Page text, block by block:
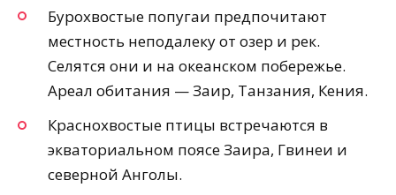
Бурохвостые попугаи предпочитают
местность неподалеку от озер и рек.
Селятся они и на океанском побережье.
Ареал обитания — Заир, Танзания, Кения.
Краснохвостые птицы встречаются в
экваториальном поясе Заира, Гвинеи и
северной Анголы.